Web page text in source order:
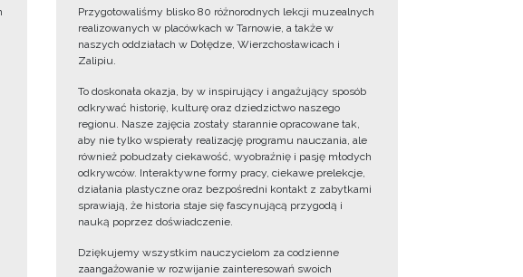
Przygotowaliśmy blisko 80 różnorodnych lekcji muzealnych
realizowanych w placówkach w Tarnowie, a także w
naszych oddziałach w Dołędze, Wierzchosławicach i
Zalipiu.
To doskonała okazja, by w inspirujący i angażujący sposób
odkrywać historię, kulturę oraz dziedzictwo naszego
regionu. Nasze zajęcia zostały starannie opracowane tak,
aby nie tylko wspierały realizację programu nauczania, ale
również pobudzały ciekawość, wyobraźnię i pasję młodych
odkrywców. Interaktywne formy pracy, ciekawe prelekcje,
działania plastyczne oraz bezpośredni kontakt z zabytkami
sprawiają, że historia staje się fascynującą przygodą i
nauką poprzez doświadczenie.
Dziękujemy wszystkim nauczycielom za codzienne
zaangażowanie w rozwijanie zainteresowań swoich